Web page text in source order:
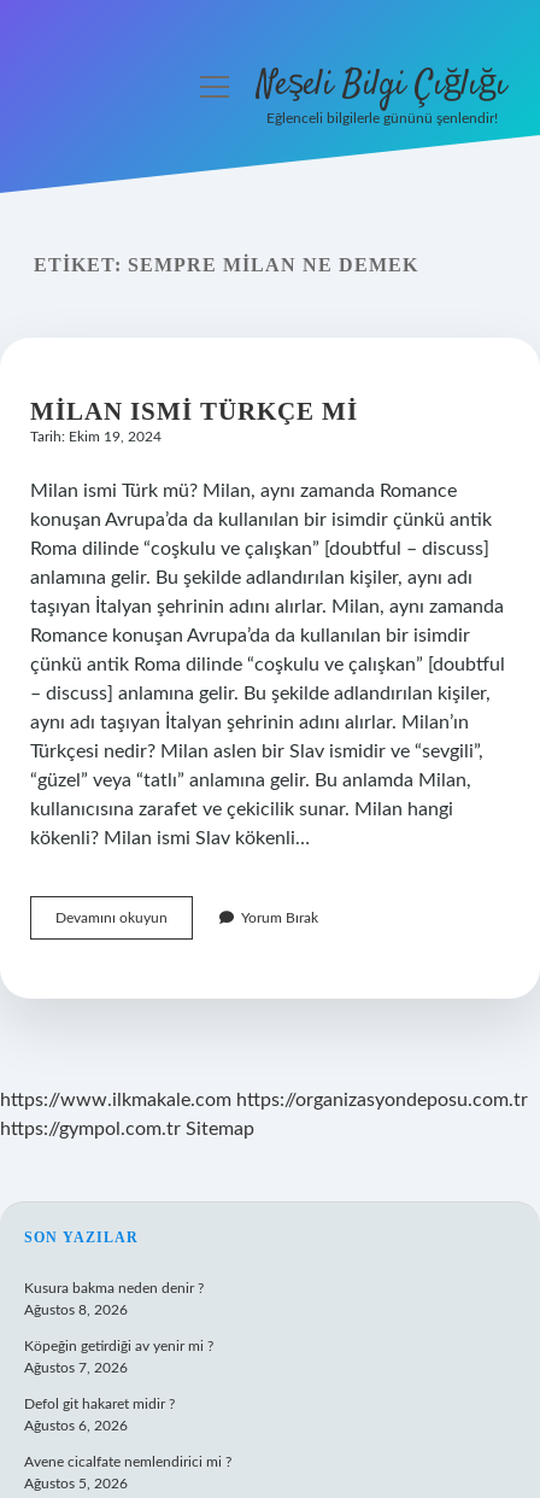
Yasal Uyarı
menüyüNeşeli Bilgi Çığlığı
Eğlenceli bilgilerle gününü şenlendir!
ETIKET: SEMPRE MILAN NE DEMEK
MILAN ISMI TÜRKÇE MI
Tarih: Ekim 19, 2024
Milan ismi Türk mü? Milan, aynı zamanda Romance
konuşan Avrupa’da da kullanılan bir isimdir çünkü antik
Roma dilinde “coşkulu ve çalışkan” [doubtful – discuss]
anlamına gelir. Bu şekilde adlandırılan kişiler, aynı adı
taşıyan İtalyan şehrinin adını alırlar. Milan, aynı zamanda
Romance konuşan Avrupa’da da kullanılan bir isimdir
çünkü antik Roma dilinde “coşkulu ve çalışkan” [doubtful
– discuss] anlamına gelir. Bu şekilde adlandırılan kişiler,
aynı adı taşıyan İtalyan şehrinin adını alırlar. Milan’ın
Türkçesi nedir? Milan aslen bir Slav ismidir ve “sevgili”,
“güzel” veya “tatlı” anlamına gelir. Bu anlamda Milan,
kullanıcısına zarafet ve çekicilik sunar. Milan hangi
kökenli? Milan ismi Slav kökenli…
Devamını okuyun
Ismi
Yorum Bırak
https://www.ilkmakale.com https://organizasyondeposu.com.tr
https://gympol.com.tr Sitemap
SIDEBAR
SON YAZILAR
Kusura bakma neden denir ?
Ağustos 8, 2026
Köpeğin getirdiği av yenir mi ?
Ağustos 7, 2026
Defol git hakaret midir ?
Ağustos 6, 2026
Avene cicalfate nemlendirici mi ?
Ağustos 5, 2026